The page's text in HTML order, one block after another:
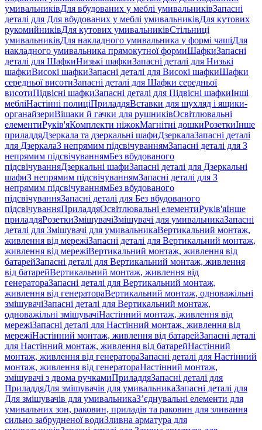
умивальниківДля вбудованих у меблі умивальниківЗапасні
деталі для Для вбудованих у меблі умивальниківДля кутових
рукомийниківДля кутових умивальниківСтільниці
умивальниківДля накладного умивальника у формі чашіДля
накладного умивальника прямокутної формиШафкиЗапасні
деталі для ШафкиНизькі шафкиЗапасні деталі для Низькі
шафкиВисокі шафкиЗапасні деталі для Високі шафкиШафки
середньої висотиЗапасні деталі для Шафки середньої
висотиПідвісні шафкиЗапасні деталі для Підвісні шафкиІнші
мебліНастінні полиціПриладдяВставки для шухляд і ящики-
органайзериВішаки й гачки для рушниківОсвітлювальні
елементиРуків'яКомплекти ніжокМагнітні дошкиРозеткиІнше
приладдяДзеркала та дзеркальні шафиДзеркалаЗапасні деталі
для ДзеркалаЗ непрямим підсвічуваннямЗапасні деталі для З
непрямим підсвічуваннямБез вбудованого
підсвічуванняДзеркальні шафиЗапасні деталі для Дзеркальні
шафиЗ непрямим підсвічуваннямЗапасні деталі для З
непрямим підсвічуваннямБез вбудованого
підсвічуванняЗапасні деталі для Без вбудованого
підсвічуванняПриладдяОсвітлювальні елементиРуків'яІнше
приладдяРозеткиЗмішувачіЗмішувачі для умивальникаЗапасні
деталі для Змішувачі для умивальникаВертикальний монтаж,
живлення від мережіЗапасні деталі для Вертикальний монтаж,
живлення від мережіВертикальний монтаж, живлення від
батарейЗапасні деталі для Вертикальний монтаж, живлення
від батарейВертикальний монтаж, живлення від
генератораЗапасні деталі для Вертикальний монтаж,
живлення від генератораВертикальний монтаж, одноважільні
змішувачіЗапасні деталі для Вертикальний монтаж,
одноважільні змішувачіНастінний монтаж, живлення від
мережіЗапасні деталі для Настінний монтаж, живлення від
мережіНастінний монтаж, живлення від батарейЗапасні деталі
для Настінний монтаж, живлення від батарейНастінний
монтаж, живлення від генератораЗапасні деталі для Настінний
монтаж, живлення від генератораНастінний монтаж,
змішувачі з двома ручкамиПриладдяЗапасні деталі для
ПриладдяДля змішувачів для умивальникаЗапасні деталі для
Для змішувачів для умивальникаЗ’єднувальні елементи для
умивальних зон, раковин, приладів та раковин для зливання
сильно забрудненої водиЗливна арматура для